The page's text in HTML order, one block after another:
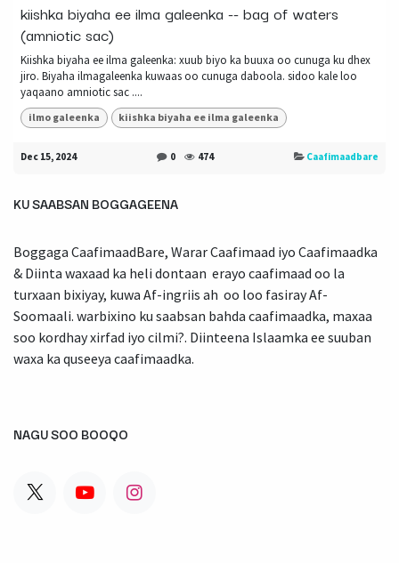
kiishka biyaha ee ilma galeenka -- bag of waters
(amniotic sac)
Kiishka biyaha ee ilma galeenka: xuub biyo ka buuxa oo cunuga ku dhex
jiro. Biyaha ilmagaleenka kuwaas oo cunuga daboola. sidoo kale loo
yaqaano amniotic sac ....
ilmo galeenka kiishka biyaha ee ilma galeenka
Dec 15, 2024 0 474 Caafimaadbare
KU SAABSAN BOGGAGEENA
Boggaga CaafimaadBare, Warar Caafimaad iyo Caafimaadka
& Diinta waxaad ka heli dontaan erayo caafimaad oo la
turxaan bixiyay, kuwa Af-ingriis ah oo loo fasiray Af-
Soomaali. warbixino ku saabsan bahda caafimaadka, maxaa
soo kordhay xirfad iyo cilmi?. Diinteena Islaamka ee suuban
waxa ka quseeya caafimaadka.
NAGU SOO BOOQO